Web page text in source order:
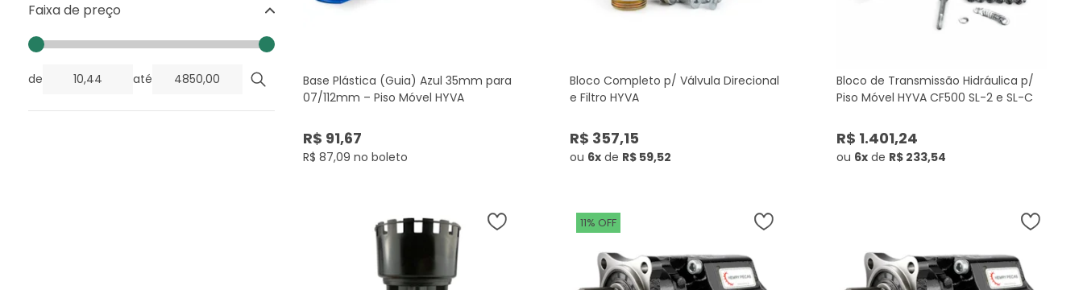
Faixa de preço
de até
Base Plástica (Guia) Azul 35mm para
07/112mm – Piso Móvel HYVA
R$ 91,67
R$ 87,09 no boleto
Bloco Completo p/ Válvula Direcional
e Filtro HYVA
R$ 357,15
ou 6xde R$ 59,52
Bloco de Transmissão Hidráulica p/
Piso Móvel HYVA CF500 SL-2 e SL-C
R$ 1.401,24
ou 6xde R$ 233,54
11% OFF